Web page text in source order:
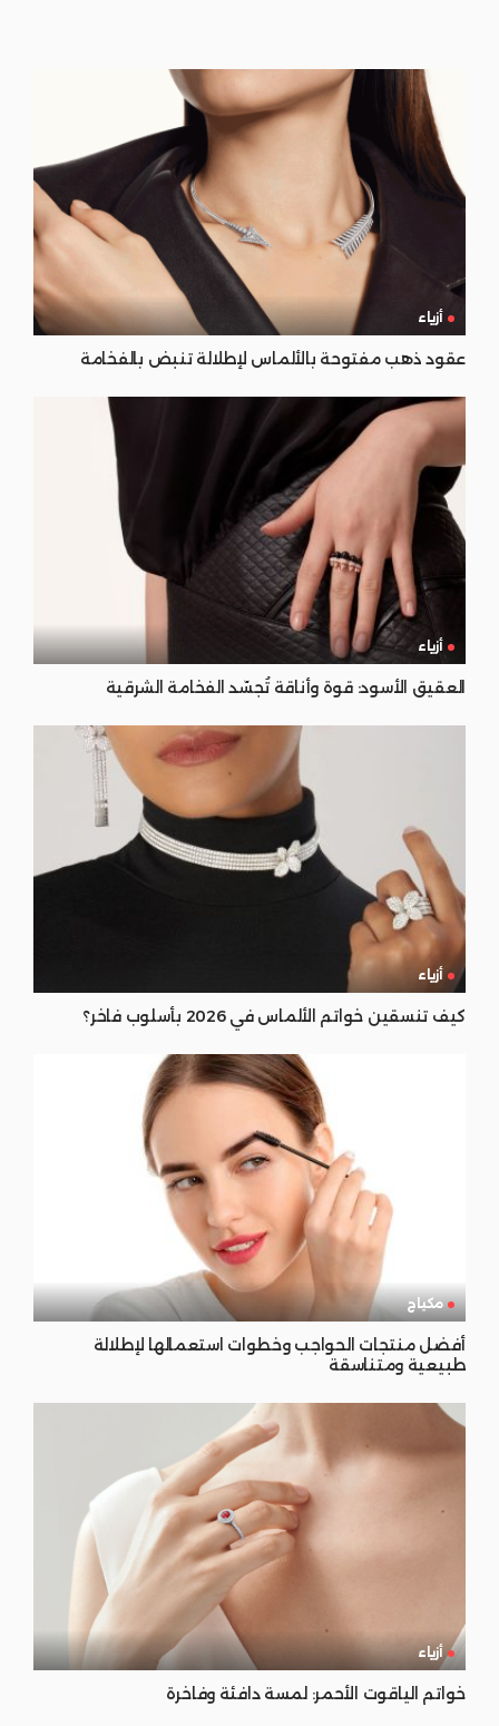
أزياء
عقود ذهب مفتوحة بالألماس لإطلالة تنبض بالفخامة
أزياء
العقيق الأسود: قوة وأناقة تُجسّد الفخامة الشرقية
أزياء
كيف تنسقين خواتم الألماس في 2026 بأسلوب فاخر؟
مكياج
أفضل منتجات الحواجب وخطوات استعمالها لإطلالة
طبيعية ومتناسقة
أزياء
خواتم الياقوت الأحمر: لمسة دافئة وفاخرة